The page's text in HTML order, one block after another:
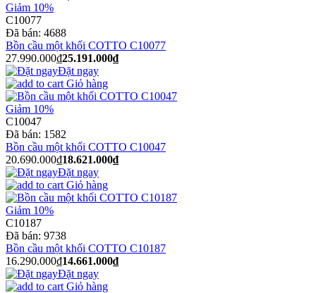
Giảm 10%
C10077
Đã bán: 4688
Bồn cầu một khối COTTO C10077
27.990.000₫25.191.000₫
Đặt ngay
Giỏ hàng
Giảm 10%
C10047
Đã bán: 1582
Bồn cầu một khối COTTO C10047
20.690.000₫18.621.000₫
Đặt ngay
Giỏ hàng
Giảm 10%
C10187
Đã bán: 9738
Bồn cầu một khối COTTO C10187
16.290.000₫14.661.000₫
Đặt ngay
Giỏ hàng